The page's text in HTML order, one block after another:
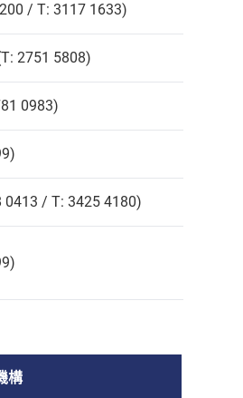
/ T: 3117 1633)
2751 5808)
0983)
0413 / T: 3425 4180)
構